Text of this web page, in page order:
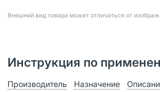
Bнешний вид товара может отличаться от
Инструкция по
Производитель Назначение